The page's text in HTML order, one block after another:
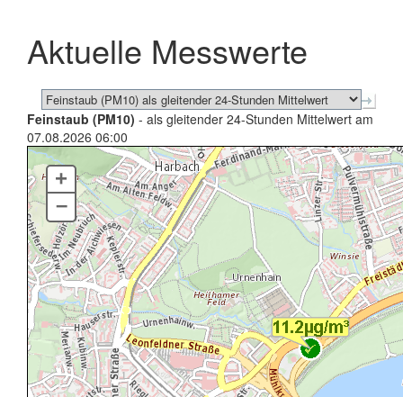
schließen
Aktuelle Messwerte
Feinstaub (PM10) - als gleitender 24-Stunden Mittelwert am
07.08.2026 06:00
+
–